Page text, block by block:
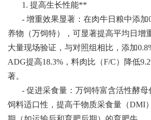
1. 提高生长性能**
- 增重效果显著：在肉牛日粮中添加
养物（万饲特），可显著提高平均日增
大量现场验证，与对照组相比，添加
ADG提高18.3%，料肉比（F/C）降低
著。
- 促进采食量：万饲特富含活性酵
饲料适口性，提高干物质采食量（DMI